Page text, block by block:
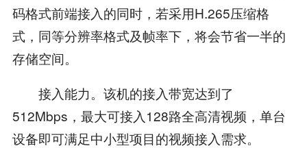
码格式前端接入的同时，若采用H.265压缩格
式，同等分辨率格式及帧率下，将会节省一半的
存储空间。
接入能力。该机的接入带宽达到了
512Mbps，最大可接入128路全高清视频，单台
设备即可满足中小型项目的视频接入需求。